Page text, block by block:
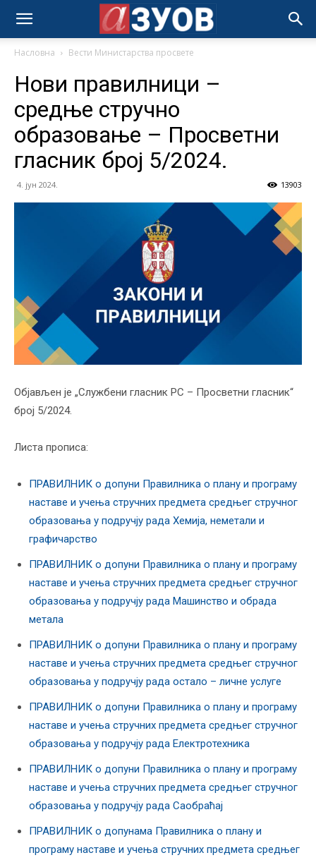
Насловна Вести Министарства просвете
Нови правилници –
средње стручно
образовање – Просветни
гласник број 5/2024.
4. јун 2024. 13903
Објављен је „Службени гласник РС – Просветни гласник“
број 5/2024.
Листа прописа:
ПРАВИЛНИК о допуни Правилника о плану и програму
наставе и учења стручних предмета средњег стручног
образовања у подручју рада Хемија, неметали и
графичарство
ПРАВИЛНИК о допуни Правилника о плану и програму
наставе и учења стручних предмета средњег стручног
образовања у подручју рада Машинство и обрада
метала
ПРАВИЛНИК о допуни Правилника о плану и програму
наставе и учења стручних предмета средњег стручног
образовања у подручју рада остало – личне услуге
ПРАВИЛНИК о допуни Правилника о плану и програму
наставе и учења стручних предмета средњег стручног
образовања у подручју рада Електротехника
ПРАВИЛНИК о допуни Правилника о плану и програму
наставе и учења стручних предмета средњег стручног
образовања у подручју рада Саобраћај
ПРАВИЛНИК о допунама Правилника о плану и
програму наставе и учења стручних предмета средњег